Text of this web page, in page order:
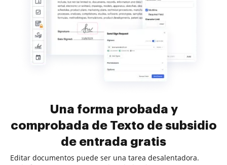
Una forma probada y
comprobada de Texto de subsidio
de entrada gratis
Editar documentos puede ser una tarea desalentadora.